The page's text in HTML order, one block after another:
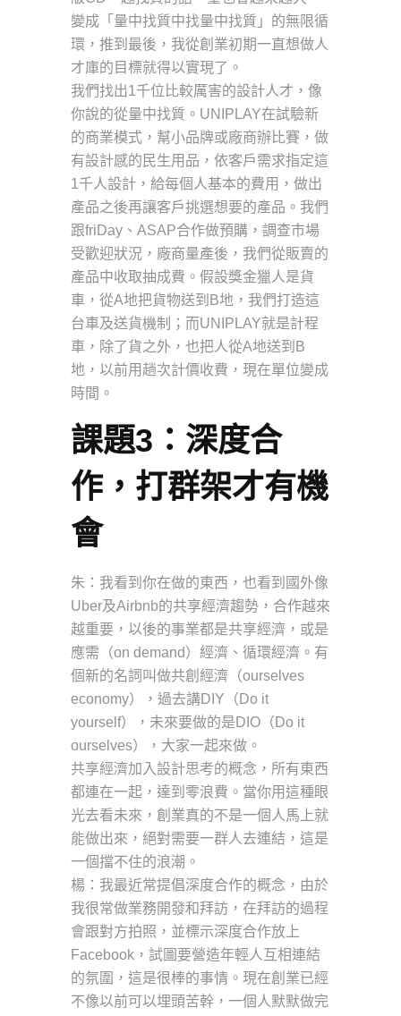
變成「量中找質中找量中找質」的無限循
環，推到最後，我從創業初期一直想做人
才庫的目標就得以實現了。
我們找出1千位比較厲害的設計人才，像
你說的從量中找質。UNIPLAY在試驗新
的商業模式，幫小品牌或廠商辦比賽，做
有設計感的民生用品，依客戶需求指定這
1千人設計，給每個人基本的費用，做出
產品之後再讓客戶挑選想要的產品。我們
跟friDay、ASAP合作做預購，調查市場
受歡迎狀況，廠商量產後，我們從販賣的
產品中收取抽成費。假設獎金獵人是貨
車，從A地把貨物送到B地，我們打造這
台車及送貨機制；而UNIPLAY就是計程
車，除了貨之外，也把人從A地送到B
地，以前用趟次計價收費，現在單位變成
時間。
課題3：深度合
作，打群架才有機
會
朱：我看到你在做的東西，也看到國外像
Uber及Airbnb的共享經濟趨勢，合作越來
越重要，以後的事業都是共享經濟，或是
應需（on demand）經濟、循環經濟。有
個新的名詞叫做共創經濟（ourselves
economy），過去講DIY（Do it
yourself），未來要做的是DIO（Do it
ourselves），大家一起來做。
共享經濟加入設計思考的概念，所有東西
都連在一起，達到零浪費。當你用這種眼
光去看未來，創業真的不是一個人馬上就
能做出來，絕對需要一群人去連結，這是
一個擋不住的浪潮。
楊：我最近常提倡深度合作的概念，由於
我很常做業務開發和拜訪，在拜訪的過程
會跟對方拍照，並標示深度合作放上
Facebook，試圖要營造年輕人互相連結
的氛圍，這是很棒的事情。現在創業已經
不像以前可以埋頭苦幹，一個人默默做完